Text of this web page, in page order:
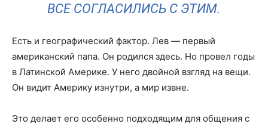
ВСЕ СОГЛАСИЛИСЬ С ЭТИМ.
Есть и географический фактор. Лев — первый
американский папа. Он родился здесь. Но провел годы
в Латинской Америке. У него двойной взгляд на вещи.
Он видит Америку изнутри, а мир извне.
Это делает его особенно подходящим для общения с